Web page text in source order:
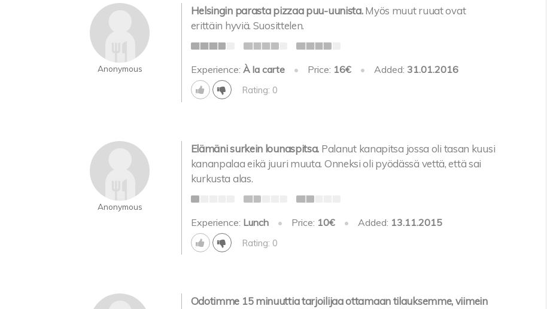
Anonymous
Helsingin parasta pizzaa puu-uunista. Myös muut ruuat ovat
erittäin hyviä. Suosittelen.
Experience: À la carte • Price: 16€ • Added: 31.01.2016
Rating: 0
Anonymous
Elämäni surkein lounaspitsa. Palanut kanapitsa jossa oli tasan kuusi
kananpalaa eikä juuri muuta. Onneksi oli pyödässä vettä, että sai
kurkusta alas.
Experience: Lunch • Price: 10€ • Added: 13.11.2015
Rating: 0
Odotimme 15 minuuttia tarjoilijaa ottamaan tilauksemme, viimein